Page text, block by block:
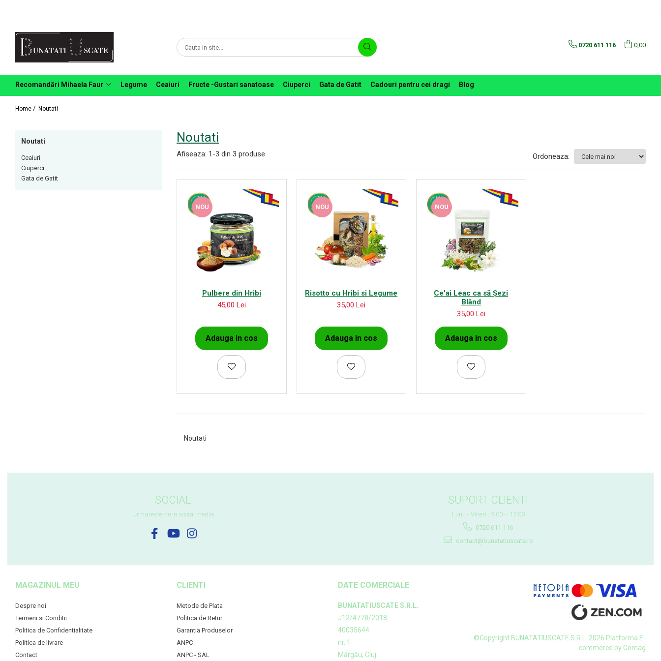
Recomandări Mihaela Faur
Legume
Condimente
0720 611 116 0,00
Recomandări Mihaela Faur Legume Ceaiuri Fructe -Gustari sanatoase Ciuperci Gata de Gatit Cadouri pentru cei dragi Blog
Home / Noutati
Noutati
Noutati
Ceaiuri
Ciuperci
Gata de Gatit
Afiseaza: 1-3 din 3 produse Ordoneaza:
NOU
Pulbere din Hribi
45,00 Lei
Adauga in cos
NOU
Risotto cu Hribi si Legume
35,00 Lei
Adauga in cos
NOU
Ce'ai Leac ca să Șezi
Blând
35,00 Lei
Adauga in cos
Noutati
SOCIAL
Urmareste-ne in social media
SUPORT CLIENTI
Luni – Vineri : 9:00 – 17:00
0720 611 116
contact@bunatatiuscate.ro
MAGAZINUL MEU
Despre noi
Termeni si Conditii
Politica de Confidentialitate
Politica de livrare
Contact
CLIENTI
Metode de Plata
Politica de Retur
Garantia Produselor
ANPC
ANPC - SAL
DATE COMERCIALE
BUNATATIUSCATE S.R.L.
J12/4778/2018
40035644
nr. 1
Mărgău, Cluj
©Copyright BUNATATIUSCATE S.R.L. 2026 Platforma E-
commerce by Gomag